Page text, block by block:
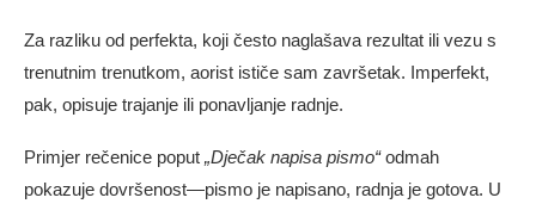
Za razliku od perfekta, koji često naglašava rezultat ili vezu s
trenutnim trenutkom, aorist ističe sam završetak. Imperfekt,
pak, opisuje trajanje ili ponavljanje radnje.
Primjer rečenice poput „Dječak napisa pismo“odmah
pokazuje dovršenost—pismo je napisano, radnja je gotova. U